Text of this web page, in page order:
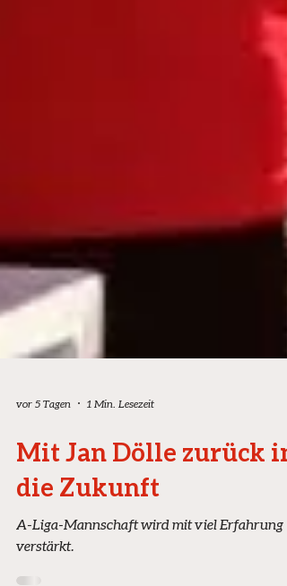
Mit Jan Dölle zurück in
die Zukunft
A-Liga-Mannschaft wird mit viel Erfahrung
verstärkt.